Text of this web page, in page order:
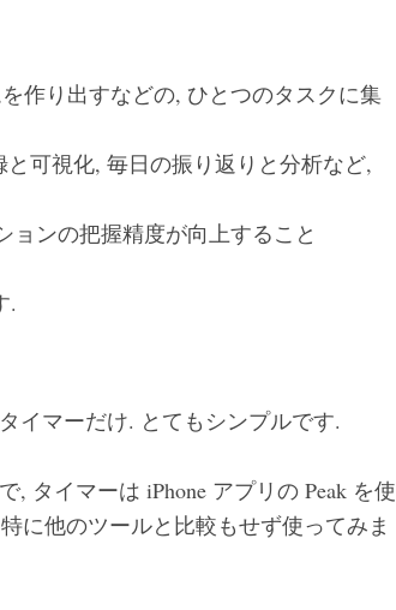
作り出すなどの, ひとつのタスクに集
可視化, 毎日の振り返りと分析など,
ンの把握精度が向上すること
.
イマーだけ. とてもシンプルです.
タイマーは iPhone アプリの Peak を使
に他のツールと比較もせず使ってみま